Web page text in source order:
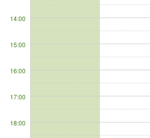
14:00
15:00
16:00
17:00
18:00